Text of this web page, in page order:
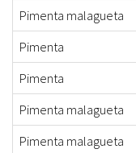
Pimenta malagueta
Pimenta
Pimenta
Pimenta malagueta
Pimenta malagueta